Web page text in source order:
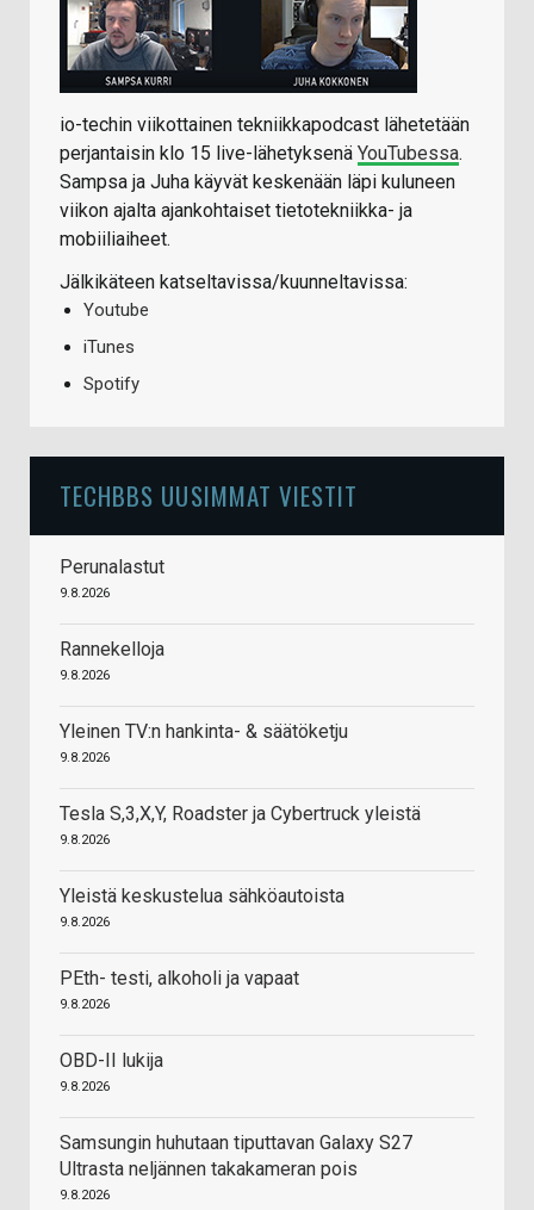
io-techin viikottainen tekniikkapodcast lähetetään
perjantaisin klo 15 live-lähetyksenä YouTubessa.
Sampsa ja Juha käyvät keskenään läpi kuluneen
viikon ajalta ajankohtaiset tietotekniikka- ja
mobiiliaiheet.
Jälkikäteen katseltavissa/kuunneltavissa:
Youtube
iTunes
Spotify
TECHBBS UUSIMMAT VIESTIT
Perunalastut
9.8.2026
Rannekelloja
9.8.2026
Yleinen TV:n hankinta- & säätöketju
9.8.2026
Tesla S,3,X,Y, Roadster ja Cybertruck yleistä
9.8.2026
Yleistä keskustelua sähköautoista
9.8.2026
PEth- testi, alkoholi ja vapaat
9.8.2026
OBD-II lukija
9.8.2026
Samsungin huhutaan tiputtavan Galaxy S27
Ultrasta neljännen takakameran pois
9.8.2026